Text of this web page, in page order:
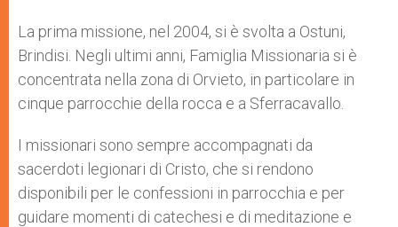
La prima missione, nel 2004, si è svolta a Ostuni,
Brindisi. Negli ultimi anni, Famiglia Missionaria si è
concentrata nella zona di Orvieto, in particolare in
cinque parrocchie della rocca e a Sferracavallo.
I missionari sono sempre accompagnati da
sacerdoti legionari di Cristo, che si rendono
disponibili per le confessioni in parrocchia e per
guidare momenti di catechesi e di meditazione e